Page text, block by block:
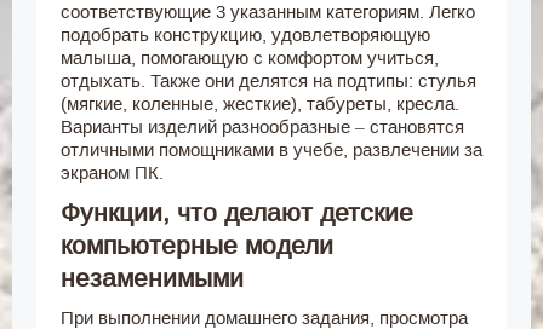
соответствующие 3 указанным категориям. Легко
подобрать конструкцию, удовлетворяющую
малыша, помогающую с комфортом учиться,
отдыхать. Также они делятся на подтипы: стулья
(мягкие, коленные, жесткие), табуреты, кресла.
Варианты изделий разнообразные – становятся
отличными помощниками в учебе, развлечении за
экраном ПК.
Функции, что делают детские
компьютерные модели
незаменимыми
При выполнении домашнего задания, просмотра